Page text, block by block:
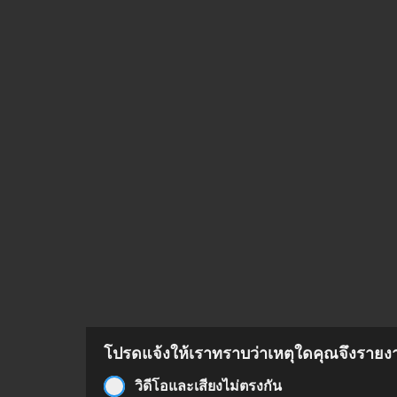
โปรดแจ้งให้เราทราบว่าเหตุใดคุณจึงราย
วิดีโอและเสียงไม่ตรงกัน